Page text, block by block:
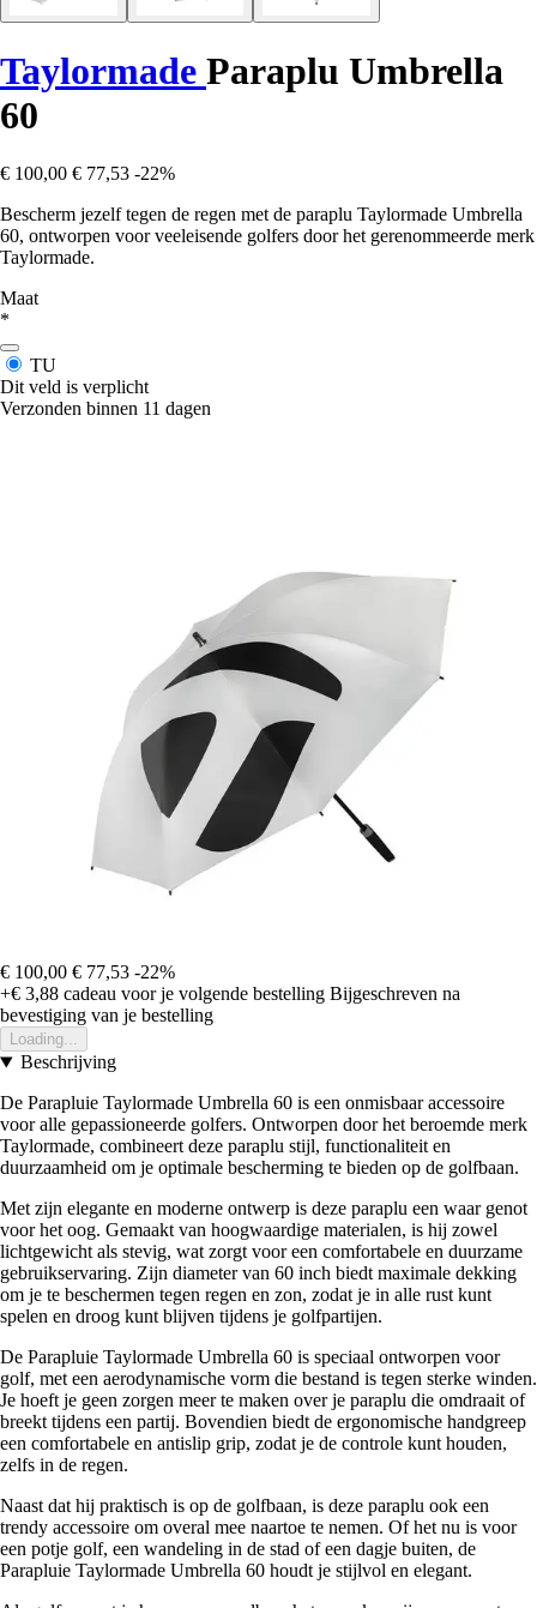
Taylormade Paraplu Umbrella
60
€ 100,00 € 77,53 -22%
Bescherm jezelf tegen de regen met de paraplu Taylormade Umbrella
60, ontworpen voor veeleisende golfers door het gerenommeerde merk
Taylormade.
Maat
*
TU
Dit veld is verplicht
Verzonden binnen 11 dagen
€ 100,00 € 77,53 -22%
+€ 3,88 cadeau voor je volgende bestelling Bijgeschreven na
bevestiging van je bestelling
Loading...
Beschrijving
De Parapluie Taylormade Umbrella 60 is een onmisbaar accessoire
voor alle gepassioneerde golfers. Ontworpen door het beroemde merk
Taylormade, combineert deze paraplu stijl, functionaliteit en
duurzaamheid om je optimale bescherming te bieden op de golfbaan.
Met zijn elegante en moderne ontwerp is deze paraplu een waar genot
voor het oog. Gemaakt van hoogwaardige materialen, is hij zowel
lichtgewicht als stevig, wat zorgt voor een comfortabele en duurzame
gebruikservaring. Zijn diameter van 60 inch biedt maximale dekking
om je te beschermen tegen regen en zon, zodat je in alle rust kunt
spelen en droog kunt blijven tijdens je golfpartijen.
De Parapluie Taylormade Umbrella 60 is speciaal ontworpen voor
golf, met een aerodynamische vorm die bestand is tegen sterke winden.
Je hoeft je geen zorgen meer te maken over je paraplu die omdraait of
breekt tijdens een partij. Bovendien biedt de ergonomische handgreep
een comfortabele en antislip grip, zodat je de controle kunt houden,
zelfs in de regen.
Naast dat hij praktisch is op de golfbaan, is deze paraplu ook een
trendy accessoire om overal mee naartoe te nemen. Of het nu is voor
een potje golf, een wandeling in de stad of een dagje buiten, de
Parapluie Taylormade Umbrella 60 houdt je stijlvol en elegant.